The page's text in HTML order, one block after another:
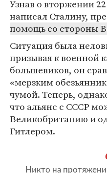
Узнав о вторжении
написал Сталину,
помощь со стороны
Ситуация была
призывая к военной
большевиков, он
«мерзким
чумой. Теперь,
что альянс с СССР
Великобританию и
Гитлером.
Никто на